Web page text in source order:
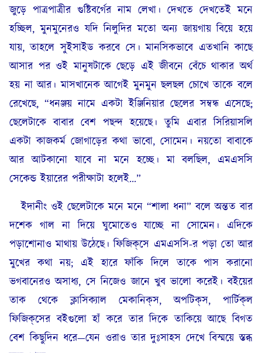
জুড়ে পাত্রপাত্রীর গুষ্টিবর্গের নাম লেখা। দেখতে দেখতেই মনে
হচ্ছিল, মুনমুনেরও যদি নিলুদির মতো অন্য জায়গায় বিয়ে হয়ে
যায়, তাহলে সুইসাইড করবে সে। মানসিকভাবে এতখানি কাছে
আসার পর ওই মানুষটাকে ছেড়ে এই জীবনে বেঁচে থাকার অর্থ
হয় না আর। মাসখানেক আগেই মুনমুন ছলছল চোখে তাকে বলে
রেখেছে, “ধনঞ্জয় নামে একটা ইঞ্জিনিয়ার ছেলের সম্বন্ধ এসেছে;
ছেলেটাকে বাবার বেশ পছন্দ হয়েছে। তুমি এবার সিরিয়াসলি
একটা কাজকর্ম জোগাড়ের কথা ভাবো, সোমেন। নয়তো বাবাকে
আর আটকানো যাবে না মনে হচ্ছে। মা বলছিল, এমএসসি
সেকেন্ড ইয়ারের পরীক্ষাটা হলেই…”
ইদানীং ওই ছেলেটাকে মনে মনে “শালা ধনা” বলে অন্তত বার
দশেক গাল না দিয়ে ঘুমোতেও যাচ্ছে না সোমেন। এদিকে
পড়াশোনাও মাথায় উঠেছে। ফিজিক্‌সে এমএসসি-র পড়া তো আর
মুখের কথা নয়; এই হারে ফাঁকি দিলে তাকে পাস করানো
ভগবানেরও অসাধ্য, সে নিজেও জানে খুব ভালো করেই। বইয়ের
তাক থেকে ক্লাসিক্যাল মেকানিক্‌স, অপটিক্‌স, পার্টিক্‌ল
ফিজিক্‌সের বইগুলো হাঁ করে তার দিকে তাকিয়ে আছে বিগত
বেশ কিছুদিন ধরে—যেন ওরাও তার দুঃসাহস দেখে বিস্ময়ে স্তব্ধ